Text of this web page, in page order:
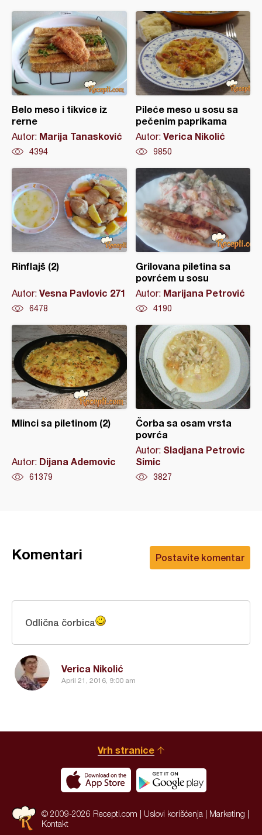
Belo meso i tikvice iz
rerne
Autor: Marija Tanasković
4394
Pileće meso u sosu sa
pečenim paprikama
Autor: Verica Nikolić
9850
Rinflajš (2)
Autor: Vesna Pavlovic 271
6478
Grilovana piletina sa
povrćem u sosu
Autor: Marijana Petrović
4190
Mlinci sa piletinom (2)
Autor: Dijana Ademovic
61379
Čorba sa osam vrsta
povrća
Autor: Sladjana Petrovic
Simic
3827
Postavite komentar
Komentari
Verica Nikolić
April 21, 2016, 9:00 am
Odlična čorbica
Vrh stranice
© 2009-2026 Recepti.com | Uslovi korišćenja Marketing
Kontakt